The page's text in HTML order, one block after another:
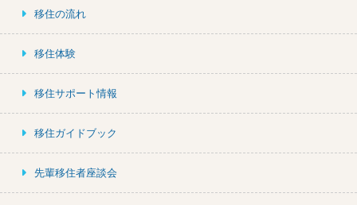
移住の流れ
移住体験
移住サポート情報
移住ガイドブック
先輩移住者座談会